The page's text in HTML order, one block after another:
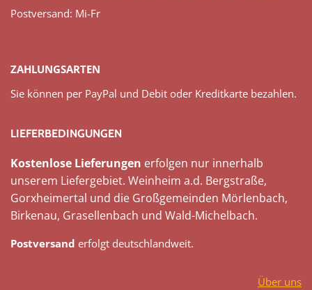
Postversand: Mi-Fr
ZAHLUNGSARTEN
Sie können per PayPal und Debit oder Kreditkarte bezahlen.
LIEFERBEDINGUNGEN
Kostenlose Lieferungen erfolgen nur innerhalb
unserem Liefergebiet. Weinheim a.d. Bergstraße,
Gorxheimertal und die Großgemeinden Mörlenbach,
Birkenau, Grasellenbach und Wald-Michelbach.
Postversand erfolgt deutschlandweit.
Über uns